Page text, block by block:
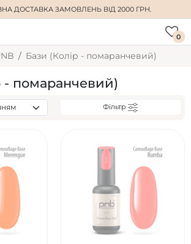
ДОСТАВКА ЗАМОВЛЕНЬ ВІД 2000 ГРН.
0
Бази (Колір - помаранчевий)
- помаранчевий)
Фільтр